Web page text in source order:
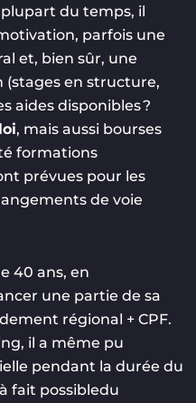
du temps, il
parfois une
et, bien sûr, une
en structure,
aides disponibles ?
, mais aussi bourses
formations
prévues pour les
de voie
40 ans, en
une partie de sa
régional + CPF.
il a même pu
pendant la durée du
fait possibledu